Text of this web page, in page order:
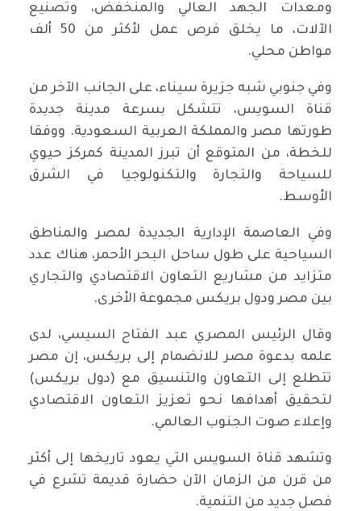
ومعدات الجهد العالي والمنخفض، وتصنيع
الآلات، ما يخلق فرص عمل لأكثر من 50 ألف
مواطن محلي.
وفي جنوبي شبه جزيرة سيناء، على الجانب الآخر من
قناة السويس، تتشكل بسرعة مدينة جديدة
طورتها مصر والمملكة العربية السعودية. ووفقا
للخطة، من المتوقع أن تبرز المدينة كمركز حيوي
للسياحة والتجارة والتكنولوجيا في الشرق
الأوسط.
وفي العاصمة الإدارية الجديدة لمصر والمناطق
السياحية على طول ساحل البحر الأحمر، هناك عدد
متزايد من مشاريع التعاون الاقتصادي والتجاري
بين مصر ودول بريكس مجموعة الأخرى.
وقال الرئيس المصري عبد الفتاح السيسي، لدى
علمه بدعوة مصر للانضمام إلى بريكس، إن مصر
تتطلع إلى التعاون والتنسيق مع (دول بريكس)
لتحقيق أهدافها نحو تعزيز التعاون الاقتصادي
وإعلاء صوت الجنوب العالمي.
وتشهد قناة السويس التي يعود تاريخها إلى أكثر
من قرن من الزمان الآن حضارة قديمة تشرع في
فصل جديد من التنمية.